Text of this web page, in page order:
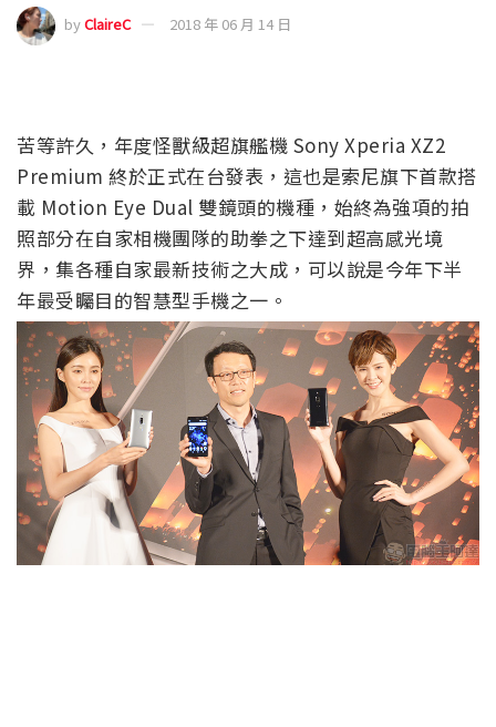
byClaireC 2018 年 06 月 14 日
苦等許久，年度怪獸級超旗艦機 Sony Xperia XZ2
Premium 終於正式在台發表，這也是索尼旗下首款搭
載 Motion Eye Dual 雙鏡頭的機種，始終為強項的拍
照部分在自家相機團隊的助拳之下達到超高感光境
界，集各種自家最新技術之大成，可以說是今年下半
年最受矚目的智慧型手機之一。